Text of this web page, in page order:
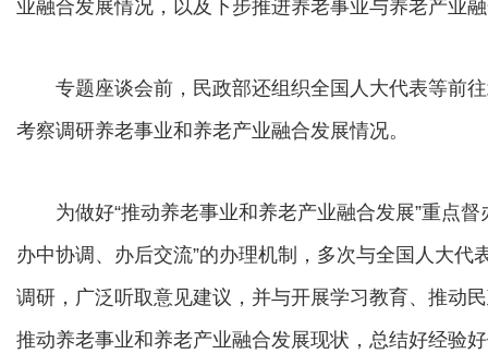
业融合发展情况，以及下步推进养老事业与养老产业
专题座谈会前，民政部还组织全国人大代表等前往
考察调研养老事业和养老产业融合发展情况。
为做好“推动养老事业和养老产业融合发展”重点督
办中协调、办后交流”的办理机制，多次与全国人大
调研，广泛听取意见建议，并与开展学习教育、推动
推动养老事业和养老产业融合发展现状，总结好经验